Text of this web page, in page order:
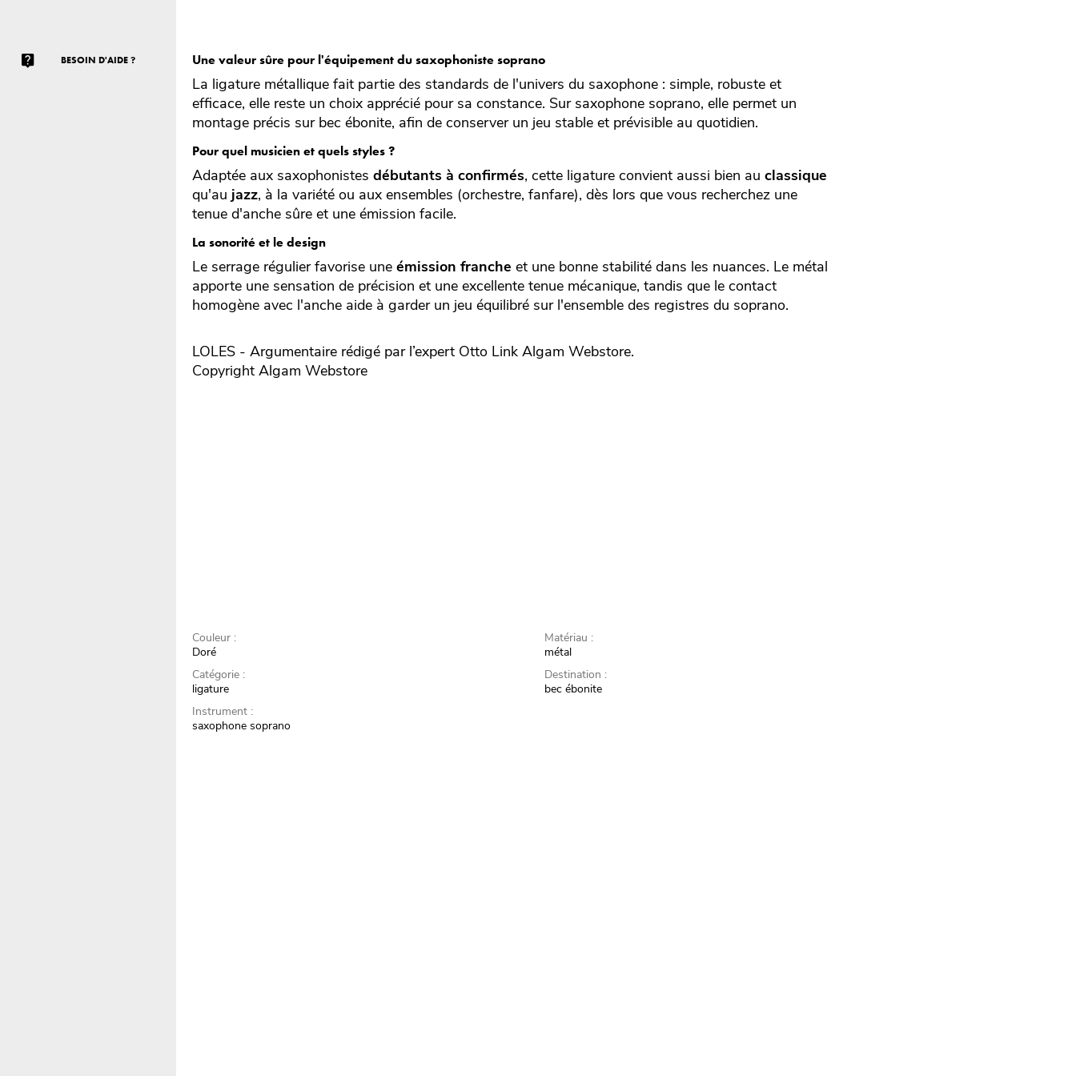
BESOIN D'AIDE ? Une valeur sûre pour l'équipement du saxophoniste soprano
La ligature métallique fait partie des standards de l'univers du saxophone : simple, robuste et
efficace, elle reste un choix apprécié pour sa constance. Sur saxophone soprano, elle permet un
montage précis sur bec ébonite, afin de conserver un jeu stable et prévisible au quotidien.
Pour quel musicien et quels styles ?
Adaptée aux saxophonistesdébutants à confirmés, cette ligature convient aussi bien auclassique
qu'au jazz, à la variété ou aux ensembles (orchestre, fanfare), dès lors que vous recherchez une
tenue d'anche sûre et une émission facile.
La sonorité et le design
Le serrage régulier favorise uneémission franche et une bonne stabilité dans les nuances. Le métal
apporte une sensation de précision et une excellente tenue mécanique, tandis que le contact
homogène avec l'anche aide à garder un jeu équilibré sur l'ensemble des registres du soprano.
LOLES - Argumentaire rédigé par l’expert Otto Link Algam Webstore.
Copyright Algam Webstore
Couleur :
Doré
Catégorie :
ligature
Instrument :
saxophone soprano
Matériau :
métal
Destination :
bec ébonite